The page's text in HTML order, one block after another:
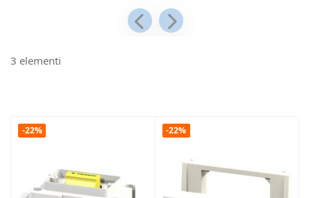
3 elementi
-22% -22%